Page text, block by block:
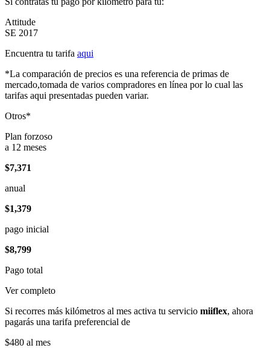
Attitude
SE 2017
Encuentra tu tarifa aqui
*La comparación de precios es una referencia de primas de
mercado,tomada de varios compradores en línea por lo cual las
tarifas aqui presentadas pueden variar.
Otros*
Plan forzoso
a 12 meses
$7,371
anual
$1,379
pago inicial
$8,799
Pago total
Ver completo
Si recorres más kilómetros al mes activa tu servicio miiflex, ahora
pagarás una tarifa preferencial de
$480 al mes